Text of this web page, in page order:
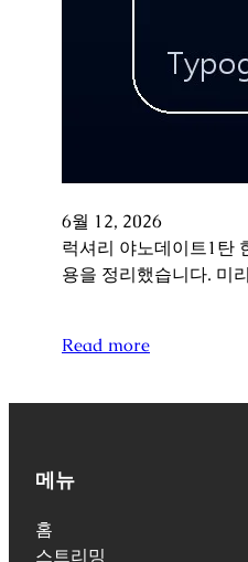
6월 12, 2026
럭셔리 야노데이트1탄
용을 정리했습니다. 미
Read more
메뉴
홈
스트리밍